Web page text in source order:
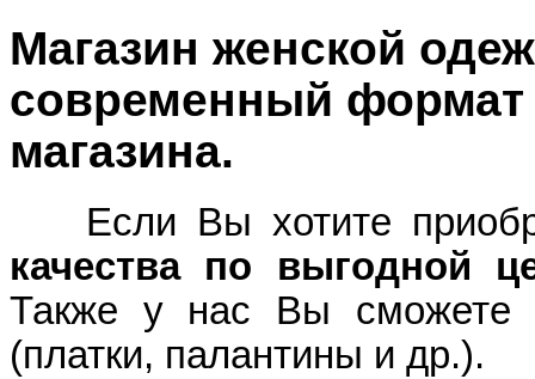
Магазин женской
современный формат
магазина.
Если Вы хотите
качества по выгодной
Также у нас Вы сможете
(платки, палантины и др.).